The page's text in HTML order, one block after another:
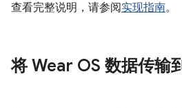
查看完整说明，请参阅实现指南。
将 Wear OS 数据传输